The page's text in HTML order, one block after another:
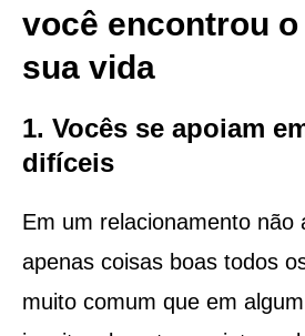
você encontrou
sua vida
1. Vocês se apoiam
difíceis
Em um relacionamento não
apenas coisas boas todos
muito comum que em